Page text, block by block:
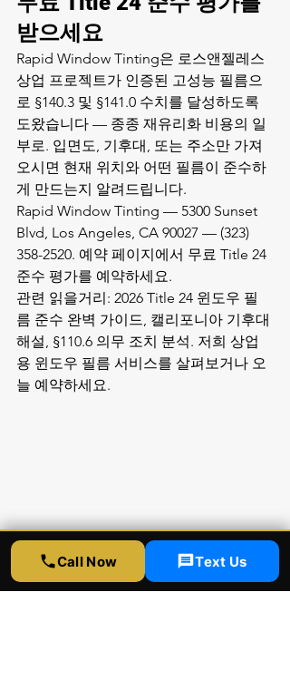
받으세요
Rapid Window Tinting은 로스앤젤레스
상업 프로젝트가 인증된 고성능 필름으
로 §140.3 및 §141.0 수치를 달성하도록
도왔습니다 — 종종 재유리화 비용의 일
부로. 입면도, 기후대, 또는 주소만 가져
오시면 현재 위치와 어떤 필름이 준수하
게 만드는지 알려드립니다.
Rapid Window Tinting — 5300 Sunset
Blvd, Los Angeles, CA 90027 — (323)
358-2520. 예약 페이지에서 무료 Title 24
준수 평가를 예약하세요.
관련 읽을거리: 2026 Title 24 윈도우 필
름 준수 완벽 가이드, 캘리포니아 기후대
해설, §110.6 의무 조치 분석. 저희 상업
용 윈도우 필름 서비스를 살펴보거나 오
늘 예약하세요.
Call Now Text Us